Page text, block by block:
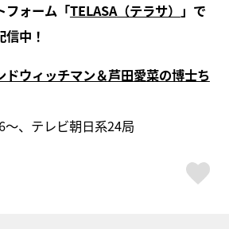
フォーム「TELASA（テラサ） 」で
中！
ドウィッチマン＆芦田愛菜の博士ち
、テレビ朝日系24局